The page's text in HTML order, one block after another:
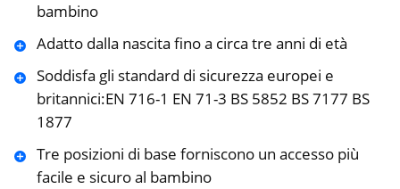
bambino
Adatto dalla nascita fino a circa tre anni di età
Soddisfa gli standard di sicurezza europei e
britannici:EN 716-1 EN 71-3 BS 5852 BS 7177 BS
1877
Tre posizioni di base forniscono un accesso più
facile e sicuro al bambino